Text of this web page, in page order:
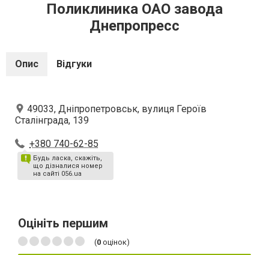
Поликлиника ОАО завода
Днепропресс
Опис Відгуки
49033, Дніпропетровськ, вулиця Героїв
Сталінграда, 139
+380 740-62-85
Будь ласка, скажіть,
що дізналися номер
на сайті 056.ua
Оцініть першим
(0 оцінок)